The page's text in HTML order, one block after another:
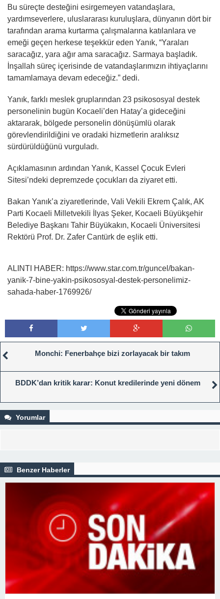
Bu süreçte desteğini esirgemeyen vatandaşlara,
yardımseverlere, uluslararası kuruluşlara, dünyanın dört bir
tarafından arama kurtarma çalışmalarına katılanlara ve
emeği geçen herkese teşekkür eden Yanık, “Yaraları
saracağız, yara ağır ama saracağız. Sarmaya başladık.
İnşallah süreç içerisinde de vatandaşlarımızın ihtiyaçlarını
tamamlamaya devam edeceğiz.” dedi.
Yanık, farklı meslek gruplarından 23 psikososyal destek
personelinin bugün Kocaeli’den Hatay’a gideceğini
aktararak, bölgede personelin dönüşümlü olarak
görevlendirildiğini ve oradaki hizmetlerin aralıksız
sürdürüldüğünü vurguladı.
Açıklamasının ardından Yanık, Kassel Çocuk Evleri
Sitesi’ndeki depremzede çocukları da ziyaret etti.
Bakan Yanık’a ziyaretlerinde, Vali Vekili Ekrem Çalık, AK
Parti Kocaeli Milletvekili İlyas Şeker, Kocaeli Büyükşehir
Belediye Başkanı Tahir Büyükakın, Kocaeli Üniversitesi
Rektörü Prof. Dr. Zafer Cantürk de eşlik etti.
ALINTI HABER: https://www.star.com.tr/guncel/bakan-
yanik-7-bine-yakin-psikososyal-destek-personelimiz-
sahada-haber-1769926/
Monchi: Fenerbahçe bizi zorlayacak bir takım
BDDK’dan kritik karar: Konut kredilerinde yeni dönem
Yorumlar
Benzer Haberler